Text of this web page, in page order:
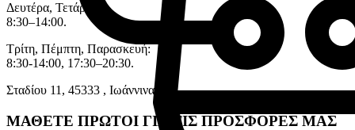
Δευτέρα, Τετάρτη:
8:30–14:00.
Τρίτη, Πέμπτη, Παρασκευή:
8:30-14:00, 17:30–20:30.
Σταδίου 11, 45333 , Ιωάννινα.
ΜΑΘΕΤΕ ΠΡΩΤΟΙ ΓΙΑ ΤΙΣ ΠΡΟΣΦΟΡΕΣ ΜΑΣ